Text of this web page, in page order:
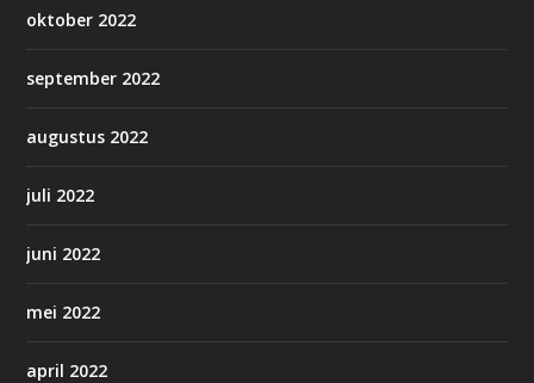
oktober 2022
september 2022
augustus 2022
juli 2022
juni 2022
mei 2022
april 2022